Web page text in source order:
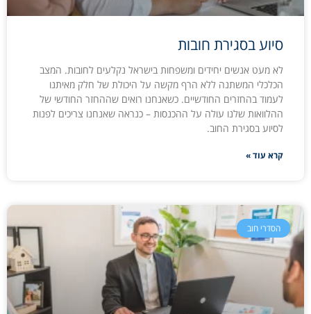
סיוע בסגירת חובות
לא מעט אנשים יחידים ומשפחות בישראל נקלעים לחובות. המצב
הכלכלי המשתנה ללא הרף מקשה על היכולת של חלק מאיתנו
לעמוד בהחזרים החודשיים. כשאנחנו רואים שההחזר החודשי של
ההלוואות שלנו עולה על ההכנסות – כנראה שאנחנו צריכים לפנות
לסיוע בסגירת החוב.
קרא עוד »
הסדרי חוב